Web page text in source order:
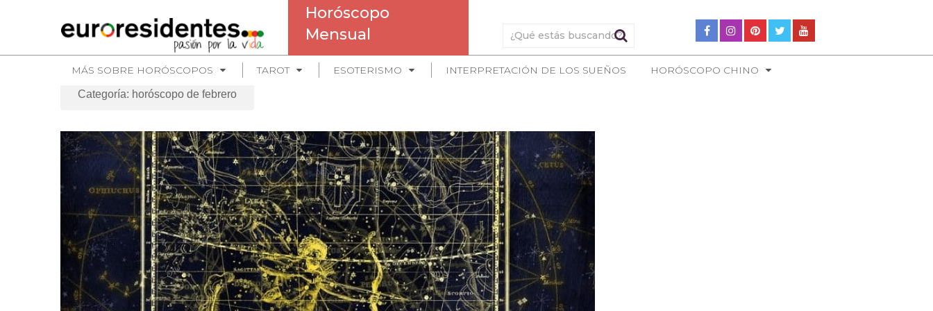
Horóscopo
Mensual
MÁS SOBRE HORÓSCOPOS TAROT ESOTERISMO INTERPRETACIÓN DE LOS SUEÑOS HORÓSCOPO CHINO
Categoría: horóscopo de febrero